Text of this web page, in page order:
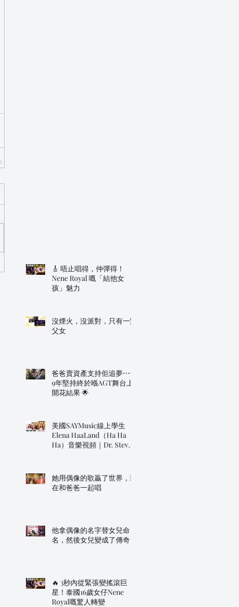
🎸 唔止唱得，仲彈得！
Nene Royal 嘅「結他女
孩」魅力
沒煙火，沒派對，只有一對
父女
爸爸賣資產支持佢追夢⋯⋯
9年堅持終於喺AGT舞台上
開花結果 🌟
美國SAYMusic線上學生
Elena HaaLand（Ha Ha
Ha）音樂視頻｜Dr. Steve
她用偶像的歌贏了世界，現
在和爸爸一起唱
他拿偶像的名字替女兒命
名，然後女兒變成了傳奇
🔥 3秒內從緊張變搖滾巨
星！泰國16歲女仔Nene
Royal嘅驚人轉變